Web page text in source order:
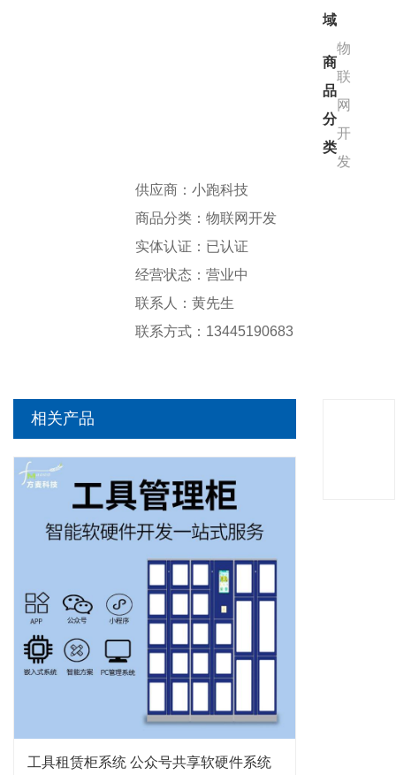
域
商
品
分
类
物
联
网
开
发
供应商：小跑科技
商品分类：物联网开发
实体认证：已认证
经营状态：营业中
联系人：黄先生
联系方式： 13445190683
相关产品
工具租赁柜系统 公众号共享软硬件系统